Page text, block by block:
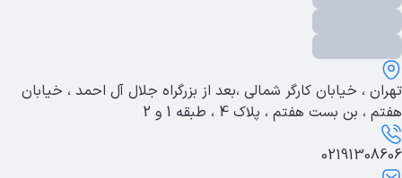
تهران ، خیابان کارگر شمالی ،بعد از بزرگراه جلال آل احمد ، خیابان
هفتم ، بن بست هفتم ، پلاک 4 ، طبقه 1 و 2
02191308606